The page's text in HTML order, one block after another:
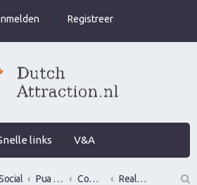
Registreer
links V&A
Pua evenementen Commerciële bedrijven / Reviews van versier workshops en pick up bootcamps
Real Man Conference